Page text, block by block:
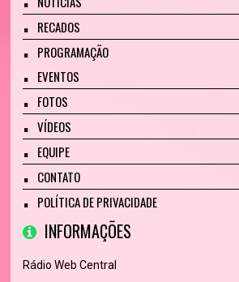
RECADOS
PROGRAMAÇÃO
EVENTOS
FOTOS
VÍDEOS
EQUIPE
CONTATO
POLÍTICA DE PRIVACIDADE
INFORMAÇÕES
Rádio Web Central